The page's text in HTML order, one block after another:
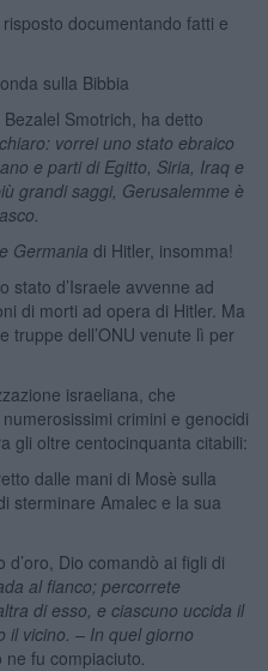
documentando fatti e
sulla Bibbia
Smotrich, ha detto
vorrei uno stato ebraico
e parti di Egitto, Siria, Iraq e
grandi saggi, Gerusalemme è
Germania di Hitler, insomma!
stato d’Israele avvenne ad
di morti ad opera di Hitler. Ma
truppe dell’ONU venute lì per
israeliana, che
crimini e genocidi
gli oltre centocinquanta citabili:
dalle mani di Mosè sulla
sterminare Amalec e la sua
Dio comandò ai figli di
al fianco; percorrete
di esso, e ciascuno uccida il
il vicino. – In quel giorno
ne fu compiaciuto